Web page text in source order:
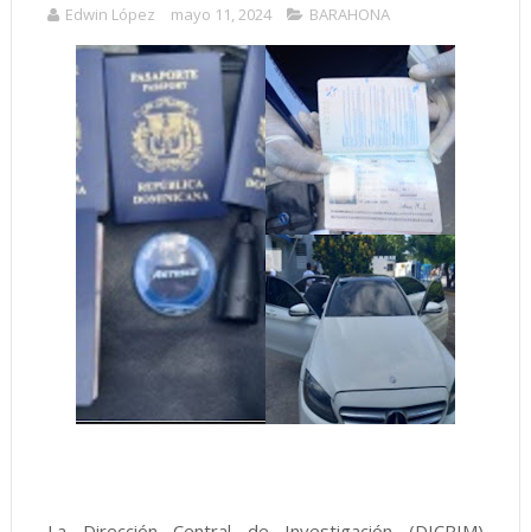
Edwin López mayo 11, 2024 BARAHONA